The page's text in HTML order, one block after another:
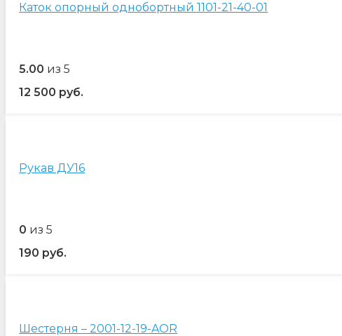
Каток опорный однобортный 1101-21-40-01
5.00 из 5
12 500 руб.
Рукав ДУ16
0 из 5
190 руб.
Шестерня – 2001-12-19-AOR